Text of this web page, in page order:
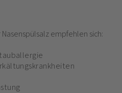
empfehlen sich: